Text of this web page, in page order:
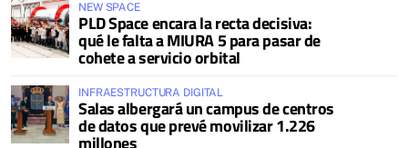
NEW SPACE
PLD Space encara la recta decisiva:
qué le falta a MIURA 5 para pasar de
cohete a servicio orbital
INFRAESTRUCTURA DIGITAL
Salas albergará un campus de centros
de datos que prevé movilizar 1.226
millones